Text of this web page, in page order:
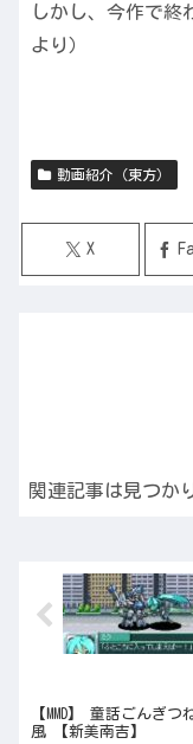
しかし、今作で
より）
動画紹介（東方）
X
関連記事は見つか
【MMD】 童話ごんぎ
風 【新美南吉】